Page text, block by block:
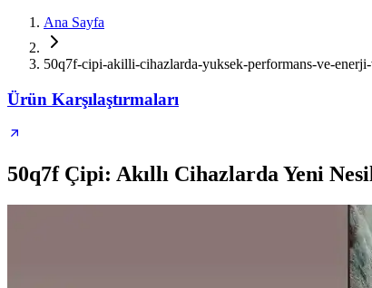
Ana Sayfa
50q7f-cipi-akilli-cihazlarda-yuksek-performans-ve-
Ürün Karşılaştırmaları
50q7f Çipi: Akıllı Cihazlarda Yeni